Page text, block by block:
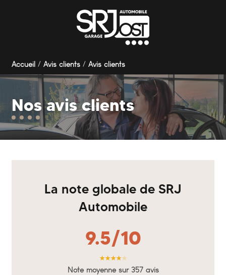
Accueil Avis clients Avis clients
Nos avis clients
La note globale de SRJ
Automobile
9.5/10
★★★★★
Note moyenne sur 357 avis